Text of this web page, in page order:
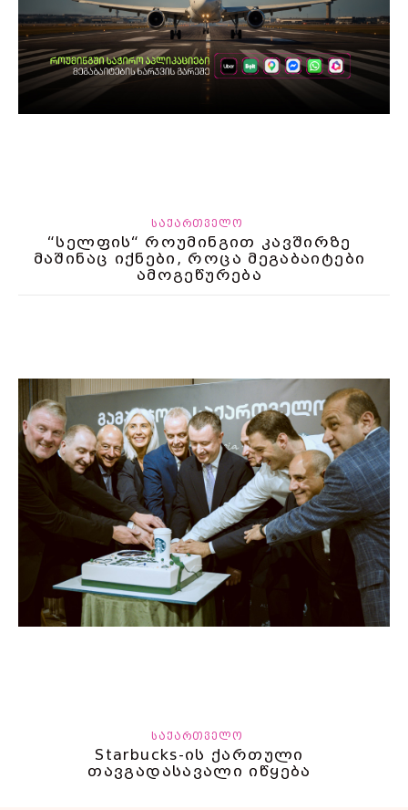
ᲡᲐᲥᲐᲠᲗᲕᲔᲚᲝ
“სელფის“ როუმინგით კავშირზე
მაშინაც იქნები, როცა მეგაბაიტები
ამოგეწურება
ᲡᲐᲥᲐᲠᲗᲕᲔᲚᲝ
Starbucks-ის ქართული
თავგადასავალი იწყება